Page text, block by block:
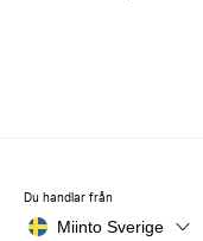
Du handlar från
Miinto Sverige